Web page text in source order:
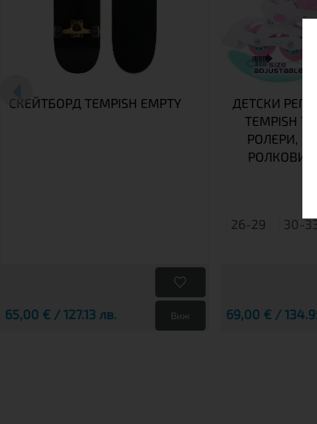
СКЕЙТБОРД TEMPISH EMPTY
65,00 € / 127.13 лв. Виж
ДЕТСКИ
TEMPISH
РОЛЕРИ,
РОЛКОВИ
26-29 30-
69,00 € /